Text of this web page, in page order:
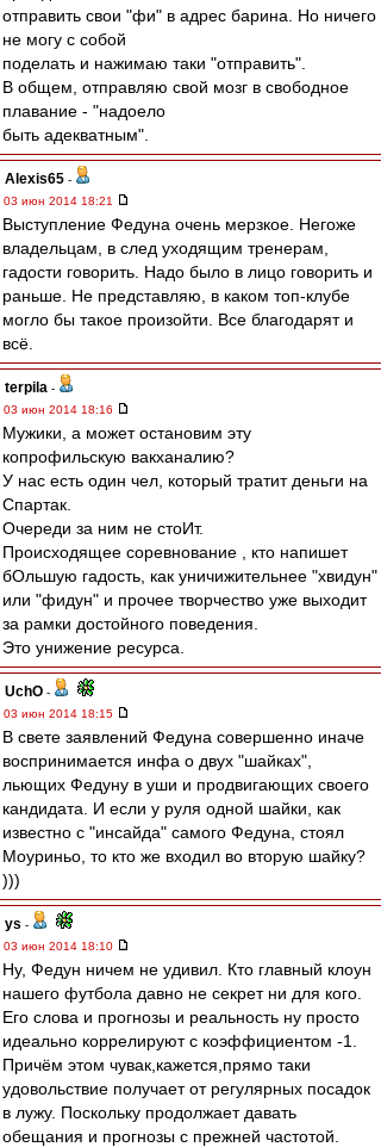
отправить свои "фи" в адрес барина. Но ничего
не могу с собой
поделать и нажимаю таки "отправить".
В общем, отправляю свой мозг в свободное
плавание - "надоело
быть адекватным".
Alexis65 -
03 июн 2014 18:21
Выступление Федуна очень мерзкое. Негоже
владельцам, в след уходящим тренерам,
гадости говорить. Надо было в лицо говорить и
раньше. Не представляю, в каком топ-клубе
могло бы такое произойти. Все благодарят и
всё.
terpila -
03 июн 2014 18:16
Мужики, а может остановим эту
копрофильскую вакханалию?
У нас есть один чел, который тратит деньги на
Спартак.
Очереди за ним не стоИт.
Происходящее соревнование , кто напишет
бОльшую гадость, как уничижительнее "хвидун"
или "фидун" и прочее творчество уже выходит
за рамки достойного поведения.
Это унижение ресурса.
UchO -
03 июн 2014 18:15
В свете заявлений Федуна совершенно иначе
воспринимается инфа о двух "шайках",
льющих Федуну в уши и продвигающих своего
кандидата. И если у руля одной шайки, как
известно с "инсайда" самого Федуна, стоял
Моуриньо, то кто же входил во вторую шайку?
)))
ys -
03 июн 2014 18:10
Ну, Федун ничем не удивил. Кто главный клоун
нашего футбола давно не секрет ни для кого.
Его слова и прогнозы и реальность ну просто
идеально коррелируют с коэффициентом -1.
Причём этом чувак,кажется,прямо таки
удовольствие получает от регулярных посадок
в лужу. Поскольку продолжает давать
обещания и прогнозы с прежней частотой.